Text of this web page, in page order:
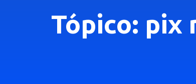
Tópico: pix